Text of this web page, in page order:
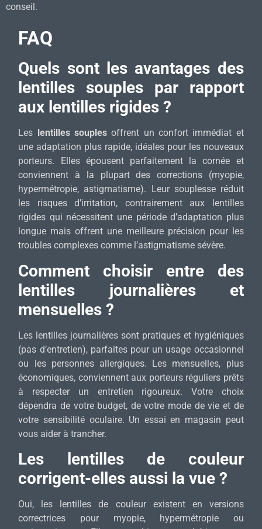
conseil.
FAQ
Quels sont les avantages des
lentilles souples par rapport
aux lentilles rigides ?
Les lentilles souplesoffrent un confort immédiat et
une adaptation plus rapide, idéales pour les nouveaux
porteurs. Elles épousent parfaitement la cornée et
conviennent à la plupart des corrections (myopie,
hypermétropie, astigmatisme). Leur souplesse réduit
les risques d’irritation, contrairement aux lentilles
rigides qui nécessitent une période d’adaptation plus
longue mais offrent une meilleure précision pour les
troubles complexes comme l’astigmatisme sévère.
Comment choisir entre des
lentilles journalières et
mensuelles ?
Les lentilles journalières sont pratiques et hygiéniques
(pas d’entretien), parfaites pour un usage occasionnel
ou les personnes allergiques. Les mensuelles, plus
économiques, conviennent aux porteurs réguliers prêts
à respecter un entretien rigoureux. Votre choix
dépendra de votre budget, de votre mode de vie et de
votre sensibilité oculaire. Un essai en magasin peut
vous aider à trancher.
Les lentilles de couleur
corrigent-elles aussi la vue ?
Oui, les lentilles de couleur existent en versions
correctrices pour myopie, hypermétropie ou